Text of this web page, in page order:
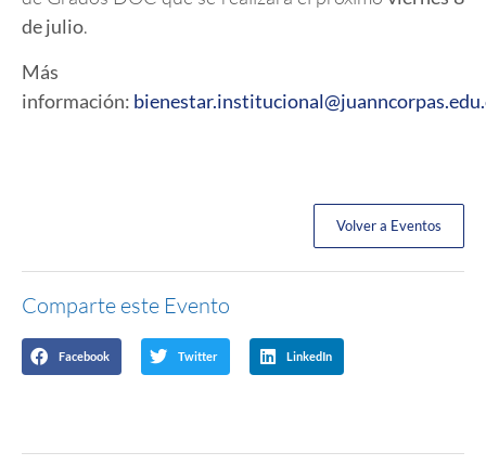
de julio.
Más
información:
Volver a Eventos
Comparte este Evento
Facebook Twitter LinkedIn